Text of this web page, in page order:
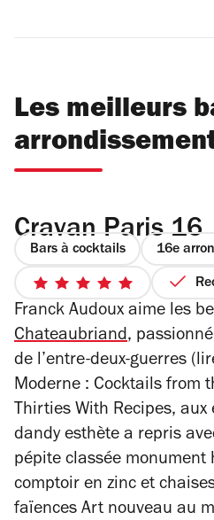
Les meilleurs
Cravan Paris 16
Bars à cocktails 16e
5
sur
5
étoiles
Franck Audoux aime les
Chateaubriand,
de l’entre-deux-guerres
Moderne : Cocktails from
Thirties With Recipes, aux
dandy esthète a repris
pépite classée monument
comptoir en zinc et
faïences Art nouveau au